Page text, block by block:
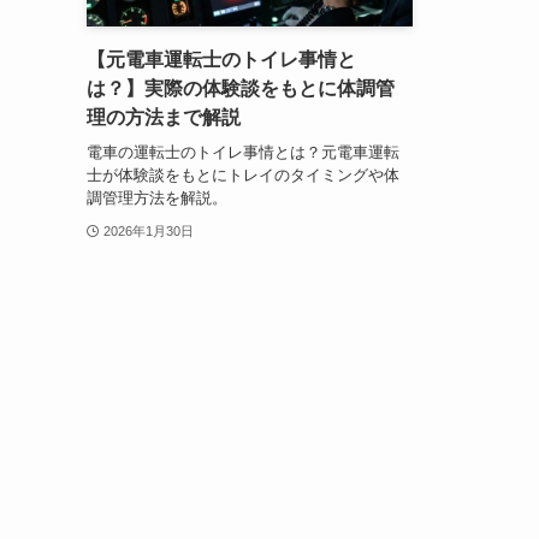
【元電車運転士のトイレ事情と
は？】実際の体験談をもとに体調管
理の方法まで解説
電車の運転士のトイレ事情とは？元電車運転
士が体験談をもとにトレイのタイミングや体
調管理方法を解説。
2026年1月30日